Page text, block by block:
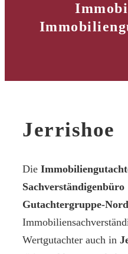
Jerrishoe
Die
Sachverständigenbüro
Gutachtergruppe-Nord
Wertgutachter auch in